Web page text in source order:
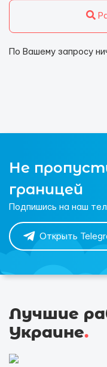
По Вашему запросу
Не
границей
Подпишись на наш
Открыть
Лучшие
Украине.